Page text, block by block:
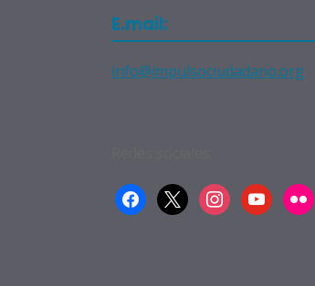
E.mail:
info@impulsociudadano.org
facebook
x instagramyoutubeflickr